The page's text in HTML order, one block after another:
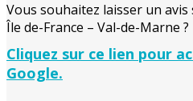
Vous souhaitez laisser un
Île de-France – Val-de-Marne ?
Cliquez sur ce lien pour
Google.